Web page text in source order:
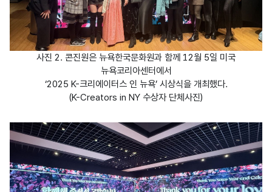
사진 2. 콘진원은 뉴욕한국문화원과 함께 12월 5일 미국
뉴욕코리아센터에서
‘2025 K-크리에이터스 인 뉴욕’ 시상식을 개최했다.
(K-Creators in NY 수상자 단체사진)